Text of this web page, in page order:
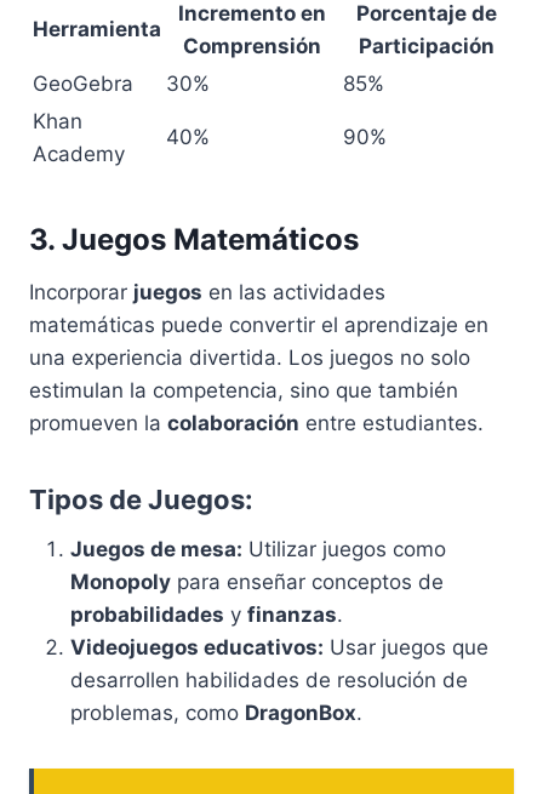
Herramienta
Incremento en
Comprensión
Porcentaje de
Participación
GeoGebra
30%
85%
Khan
Academy
40% 90%
3. Juegos Matemáticos
Incorporar juegos en las actividades
matemáticas puede convertir el aprendizaje en
una experiencia divertida. Los juegos no solo
estimulan la competencia, sino que también
promueven la colaboración entre estudiantes.
Tipos de Juegos:
Juegos de mesa: Utilizar juegos como
Monopoly para enseñar conceptos de
probabilidades y finanzas.
Videojuegos educativos: Usar juegos que
desarrollen habilidades de resolución de
problemas, como DragonBox.